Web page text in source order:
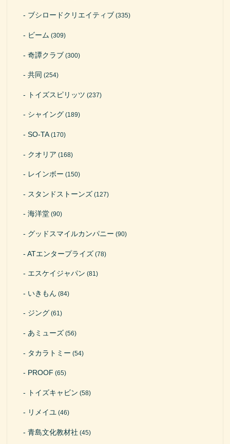
ブシロードクリエイティブ (335)
ビーム (309)
奇譚クラブ (300)
共同 (254)
トイズスピリッツ (237)
シャイング (189)
SO-TA(170)
クオリア (168)
レインボー (150)
スタンドストーンズ (127)
海洋堂 (90)
グッドスマイルカンパニー (90)
ATエンタープライズ (78)
エスケイジャパン (81)
いきもん (84)
ジング (61)
あミューズ (56)
タカラトミー (54)
PROOF (65)
トイズキャビン (58)
リメイユ (46)
青島文化教材社 (45)